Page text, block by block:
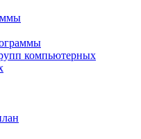
компьютерных